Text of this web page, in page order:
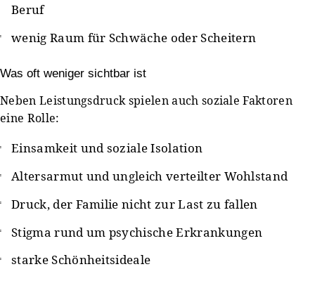
Beruf
wenig Raum für Schwäche oder Scheitern
Was oft weniger sichtbar ist
Neben Leistungsdruck spielen auch soziale Faktoren
eine Rolle:
Einsamkeit und soziale Isolation
Altersarmut und ungleich verteilter Wohlstand
Druck, der Familie nicht zur Last zu fallen
Stigma rund um psychische Erkrankungen
starke Schönheitsideale